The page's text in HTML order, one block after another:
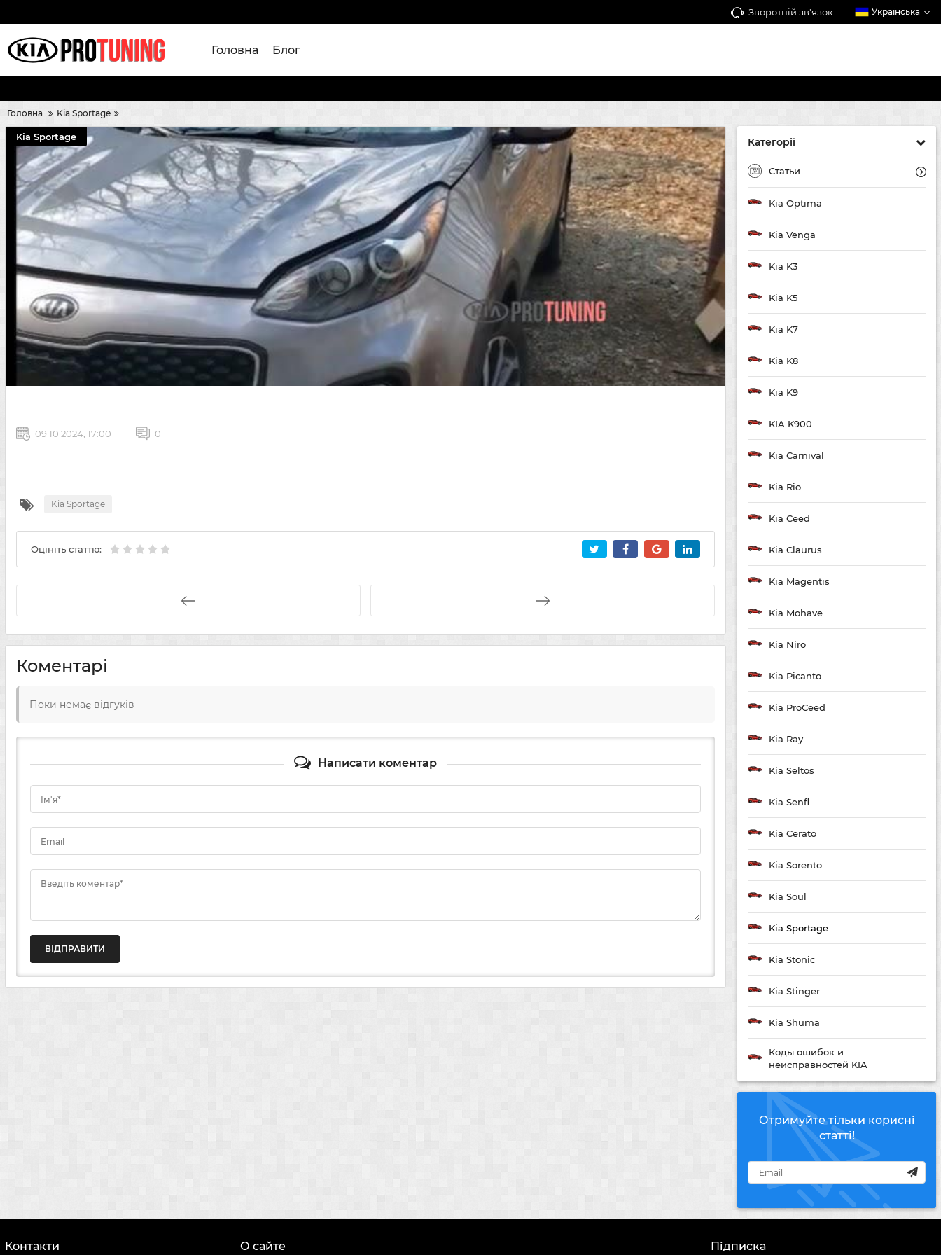
Зворотній зв'язок Українська
Головна Блог
Головна Kia Sportage
Категорії
Статьи
Kia Optima
Kia Venga
Kia K3
Kia K5
Kia K7
Kia K8
Kia K9
KIA K900
Kia Carnival
Kia Rio
Kia Ceed
Kia Claurus
Kia Magentis
Kia Mohave
Kia Niro
Kia Picanto
Kia ProCeed
Kia Ray
Kia Seltos
Kia Senfl
Kia Cerato
Kia Sorento
Kia Soul
Kia Sportage
Kia Stonic
Kia Stinger
Kia Shuma
Коды ошибок и
неисправностей KIA
Отримуйте тільки корисні
статті!
Kia Sportage
09 10 2024, 17:00 0
Kia Sportage
Оцініть статтю:
Коментарі
Поки немає відгуків
Написати коментар
Ім'я*
Email
Введіть коментар*
ВІДПРАВИТИ
Контакти О сайте Підписка